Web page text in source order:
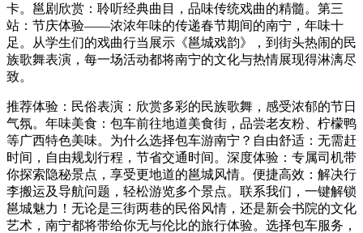
卡。邕剧欣赏：聆听经典曲目，品味传统戏曲的精髓。第三
站：节庆体验——浓浓年味的传递春节期间的南宁，年味十
足。从学生们的戏曲行当展示《邕城戏韵》，到街头热闹的民
族歌舞表演，每一场活动都将南宁的文化与热情展现得淋漓尽
致。
推荐体验：民俗表演：欣赏多彩的民族歌舞，感受浓郁的节日
气氛。年味美食：包车前往地道美食街，品尝老友粉、柠檬鸭
等广西特色美味。为什么选择包车游南宁？自由舒适：无需赶
时间，自由规划行程，节省交通时间。深度体验：专属司机带
你探索隐秘景点，享受更地道的邕城风情。便捷高效：解决行
李搬运及导航问题，轻松游览多个景点。联系我们，一键解锁
邕城魅力！无论是三街两巷的民俗风情，还是新会书院的文化
艺术，南宁都将带给你无与伦比的旅行体验。选择包车服务，